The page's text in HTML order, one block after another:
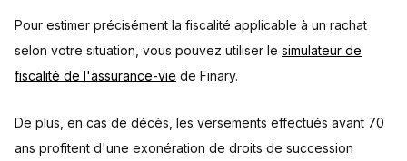
Pour estimer précisément la fiscalité applicable à un rachat
selon votre situation, vous pouvez utiliser le simulateur de
fiscalité de l'assurance-vie de Finary.
De plus, en cas de décès, les versements effectués avant 70
ans profitent d'une exonération de droits de succession